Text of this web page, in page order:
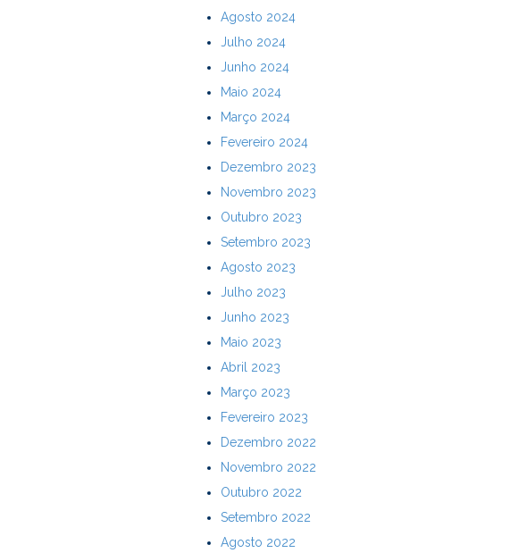
Agosto 2024
Julho 2024
Junho 2024
Maio 2024
Março 2024
Fevereiro 2024
Dezembro 2023
Novembro 2023
Outubro 2023
Setembro 2023
Agosto 2023
Julho 2023
Junho 2023
Maio 2023
Abril 2023
Março 2023
Fevereiro 2023
Dezembro 2022
Novembro 2022
Outubro 2022
Setembro 2022
Agosto 2022